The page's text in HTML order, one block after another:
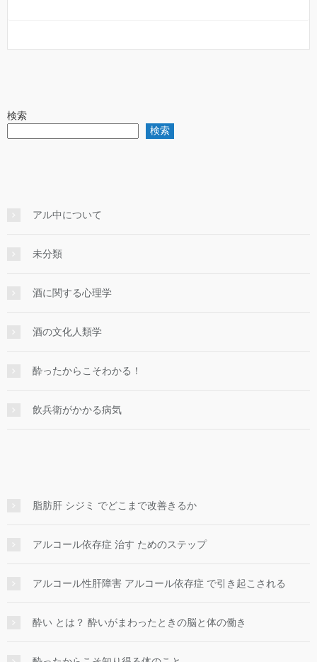
検索
検索
アル中について
未分類
酒に関する心理学
酒の文化人類学
酔ったからこそわかる！
飲兵衛がかかる病気
脂肪肝 シジミ でどこまで改善きるか
アルコール依存症 治す ためのステップ
アルコール性肝障害 アルコール依存症 で引き起こされる
酔い とは？ 酔いがまわったときの脳と体の働き